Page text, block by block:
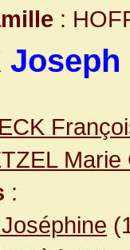
:
Joseph
: